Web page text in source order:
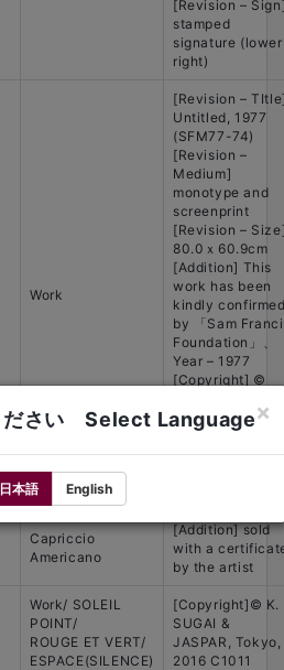
[Revision –
stamped
signature (lower
right)
Work
[Revision –
Untitled, 1977
(SFM77-74)
[Revision –
Medium]
monotype and
screenprint
[Revision –
80.0ｘ60.9cm
[Addition] This
work has been
kindly
by 「Sam
Foundation」
Year – 1977
[Copyright] ©
Francis
Foundation
California/ARS,
Capriccio
Americano
[Addition] sold
with a
by the artist
Work/ SOLEIL
POINT/
ROUGE ET VERT/
ESPACE(SILENCE)
[Copyright]© K.
SUGAI &
JASPAR, Tokyo,
2016 C1011
ださい Select Language×
日本語 English